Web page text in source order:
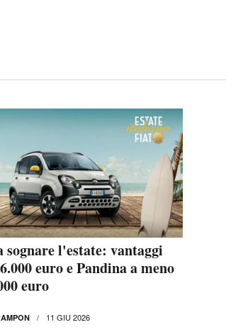
sognare l'estate: vantaggi
euro e Pandina a meno
euro
11 GIU 2026